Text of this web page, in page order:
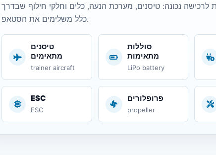
לרכישה נכונה: טיסנים, מערכת הנעה, כלים וחלקי חילוף שבדרך
כלל משלימים את הסטאפ.
טיסנים
מתאימים
trainer aircraft
סוללות
מתאימות
LiPo battery
ESC
ESC
פרופלורים
propeller